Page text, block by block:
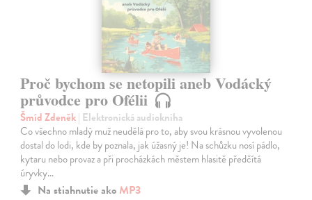
Proč bychom se netopili aneb Vodácký
průvodce pro Ofélii
Šmíd Zdeněk| Elektronická audiokniha
Co všechno mladý muž neudělá pro to, aby svou krásnou vyvolenou
dostal do lodi, kde by poznala, jak úžasný je! Na schůzku nosí pádlo,
kytaru nebo provaz a při procházkách městem hlasitě předčítá
úryvky…
Na stiahnutie ako MP3